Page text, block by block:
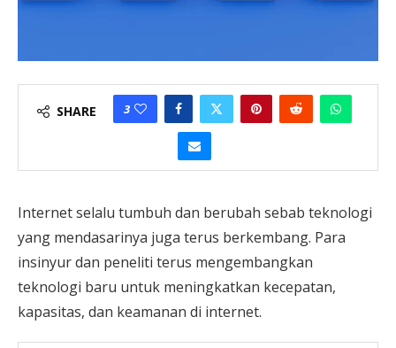
SHARE 3
Internet selalu tumbuh dan berubah sebab teknologi
yang mendasarinya juga terus berkembang. Para
insinyur dan peneliti terus mengembangkan
teknologi baru untuk meningkatkan kecepatan,
kapasitas, dan keamanan di internet.